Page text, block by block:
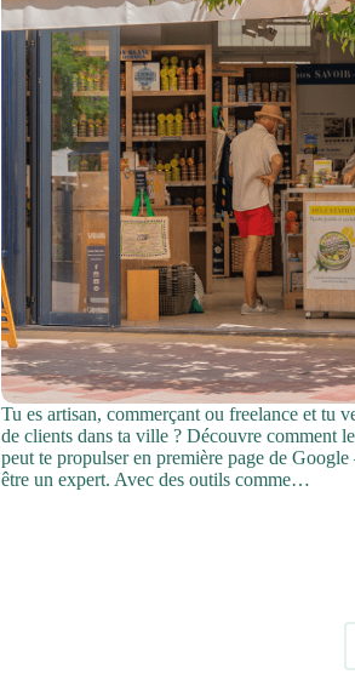
Tu es artisan, commerçant ou freelance et tu
de clients dans ta ville ? Découvre comment
peut te propulser en première page de Google
être un expert. Avec des outils comme…